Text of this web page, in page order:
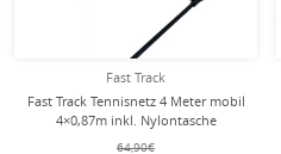
Fast Track
Fast Track Tennisnetz 4 Meter mobil
4×0,87m inkl. Nylontasche
64,90€